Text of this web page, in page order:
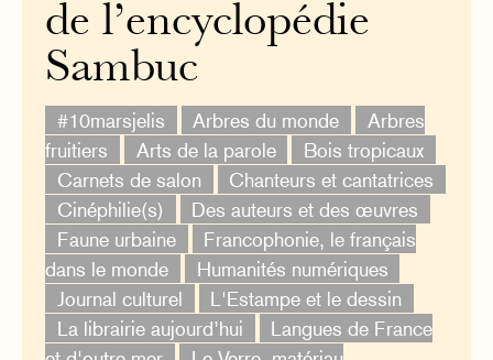
de l’encyclopédie
Sambuc
#10marsjelis Arbres du monde
Arbres
fruitiers
Arts de la parole
Bois tropicaux
Carnets de salon
Chanteurs et cantatrices
Cinéphilie(s)
Des auteurs et des œuvres
Faune urbaine
Francophonie, le français
dans le monde
Humanités numériques
Journal culturel
L'Estampe et le dessin
La librairie aujourd’hui
Langues de France